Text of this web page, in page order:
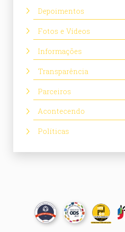
Depoimentos
Fotos e Vídeos
Informações
Transparência
Parceiros
Acontecendo
Políticas